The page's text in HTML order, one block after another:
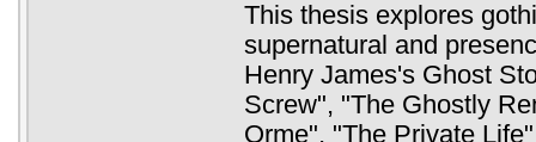
This thesis explores
supernatural and
Henry James's Ghost
Screw", "The Ghostly
Orme", "The Private